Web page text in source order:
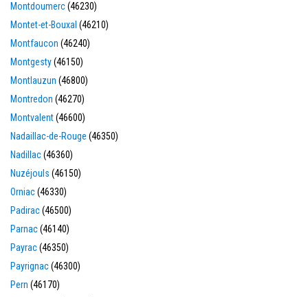
Montdoumerc(46230)
Montet-et-Bouxal (46210)
Montfaucon (46240)
Montgesty(46150)
Montlauzun (46800)
Montredon (46270)
Montvalent(46600)
Nadaillac-de-Rouge (46350)
Nadillac(46360)
Nuzéjouls (46150)
Orniac(46330)
Padirac(46500)
Parnac(46140)
Payrac(46350)
Payrignac(46300)
Pern (46170)